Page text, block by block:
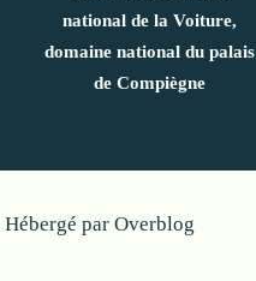
national de la Voiture,
domaine national du palais
de Compiègne
par Overblog